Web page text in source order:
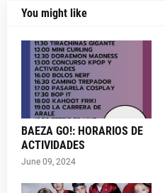
You might like
BAEZA GO!: HORARIOS DE
ACTIVIDADES
June 09, 2024